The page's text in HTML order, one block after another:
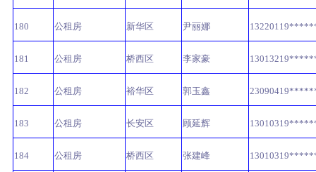
180 公租房 新华区 尹丽娜
181 公租房 桥西区 李家豪
182 公租房 裕华区 郭玉鑫
183 公租房 长安区 顾延辉
184 公租房 桥西区 张建峰